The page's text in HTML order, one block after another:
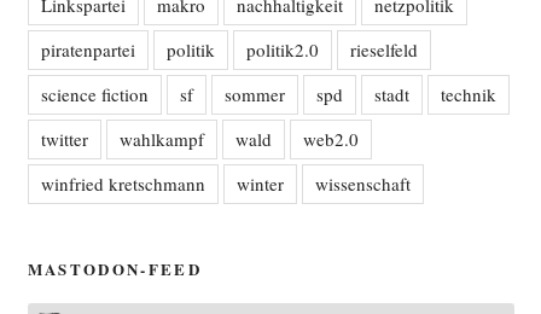
piratenpartei
politik politik2.0
rieselfeld
science fiction
sf sommer spd stadt
technik
twitter
wahlkampf wald
web2.0
winfried kretschmann
winter wissenschaft
MASTODON-FEED